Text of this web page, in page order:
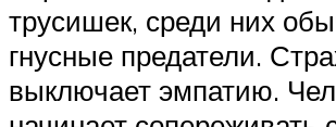
трусишек, среди них
гнусные предатели.
выключает эмпатию.